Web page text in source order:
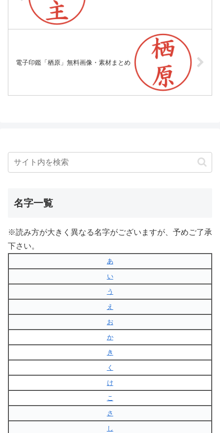
電子印鑑「栖原」無料画像・素材まとめ
名字一覧
※読み方が大きく異なる名字がございますが、予めご了承
下さい。
あ
い
う
え
お
か
き
く
け
こ
さ
し